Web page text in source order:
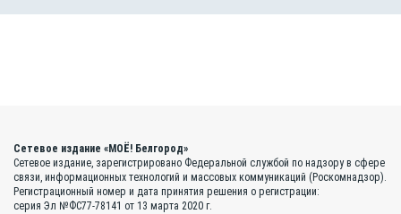
Сетевое издание «МОЁ! Белгород»
Сетевое издание, зарегистрировано Федеральной службой по надзору в сфере
связи, информационных технологий и массовых коммуникаций (Роскомнадзор).
Регистрационный номер и дата принятия решения о регистрации:
серия Эл №ФС77-78141 от 13 марта 2020 г.